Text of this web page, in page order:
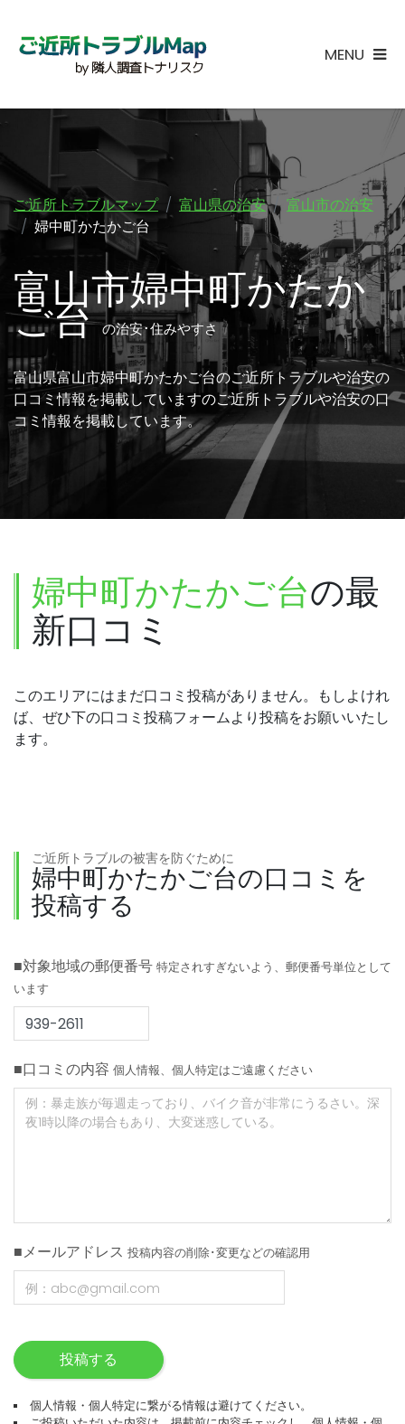
MENU
ご近所トラブルマップ 富山県の治安
富山市の治安
婦中町かたかご台
富山市婦中町かたか
ご台の治安･住みやすさ
富山県富山市婦中町かたかご台のご近所トラブルや治安の
口コミ情報を掲載していますのご近所トラブルや治安の口
コミ情報を掲載しています。
婦中町かたかご台の最
新口コミ
このエリアにはまだ口コミ投稿がありません。もしよけれ
ば、ぜひ下の口コミ投稿フォームより投稿をお願いいたし
ます。
ご近所トラブルの被害を防ぐために
婦中町かたかご台の口コミを
投稿する
■対象地域の郵便番号 特定されすぎないよう、郵便番号単位として
います
■口コミの内容 個人情報、個人特定はご遠慮ください
■メールアドレス 投稿内容の削除･変更などの確認用
投稿する
個人情報・個人特定に繋がる情報は避けてください。